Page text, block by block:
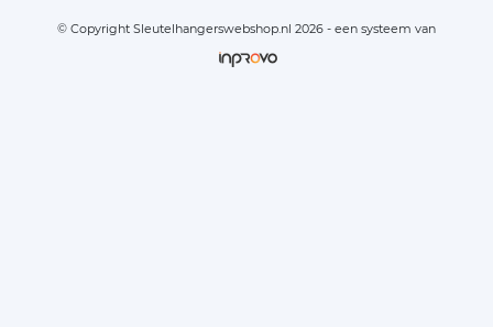
© Copyright Sleutelhangerswebshop.nl 2026 - een systeem van